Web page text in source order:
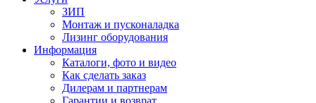
ЗИП
Монтаж и пусконаладка
Лизинг оборудования
Информация
Каталоги, фото и видео
Как сделать заказ
Дилерам и партнерам
Гарантии и возврат